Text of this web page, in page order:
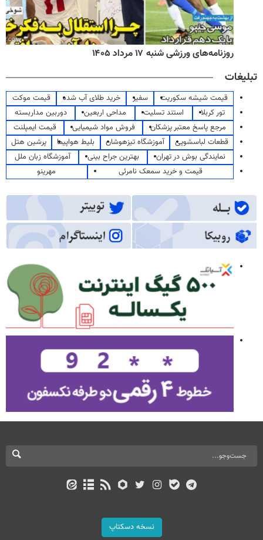
روزنامه‌های ورزشی شنبه ۱۷ مرداد ۱۴۰۵
تبلیغات
قیمت شیشه سکوریت سفیر خرید طلای آب شده
قیمت موکت
تور کربلا
استند تسلیت مداحی اربعین
دوربین مداربسته
مرجع پاسخ معتبر پزشکان
فروش مواد شیمیایی
قیمت ایمپلنت
قطعات لباسشویی
آموزشگاه تیزهوشان بلیط هواپیما
پرشین هتل
نمایندگی بوش در تهران
بهترین جراح بینی
آموزشگاه زبان ملل
قیمت و خرید سمعک نامرئی
مهرینو
نسخه دسکتاپ